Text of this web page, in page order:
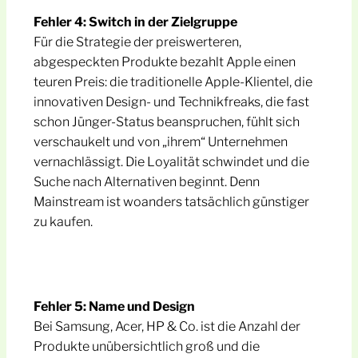
Fehler 4: Switch in der Zielgruppe
Für die Strategie der preiswerteren,
abgespeckten Produkte bezahlt Apple einen
teuren Preis: die traditionelle Apple-Klientel, die
innovativen Design- und Technikfreaks, die fast
schon Jünger-Status beanspruchen, fühlt sich
verschaukelt und von „ihrem“ Unternehmen
vernachlässigt. Die Loyalität schwindet und die
Suche nach Alternativen beginnt. Denn
Mainstream ist woanders tatsächlich günstiger
zu kaufen.
Fehler 5: Name und Design
Bei Samsung, Acer, HP & Co. ist die Anzahl der
Produkte unübersichtlich groß und die